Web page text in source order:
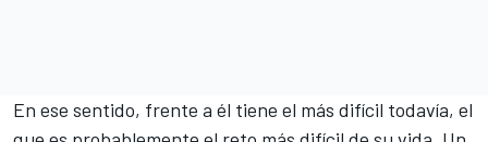
En ese sentido, frente a él tiene el más difícil todavía, el